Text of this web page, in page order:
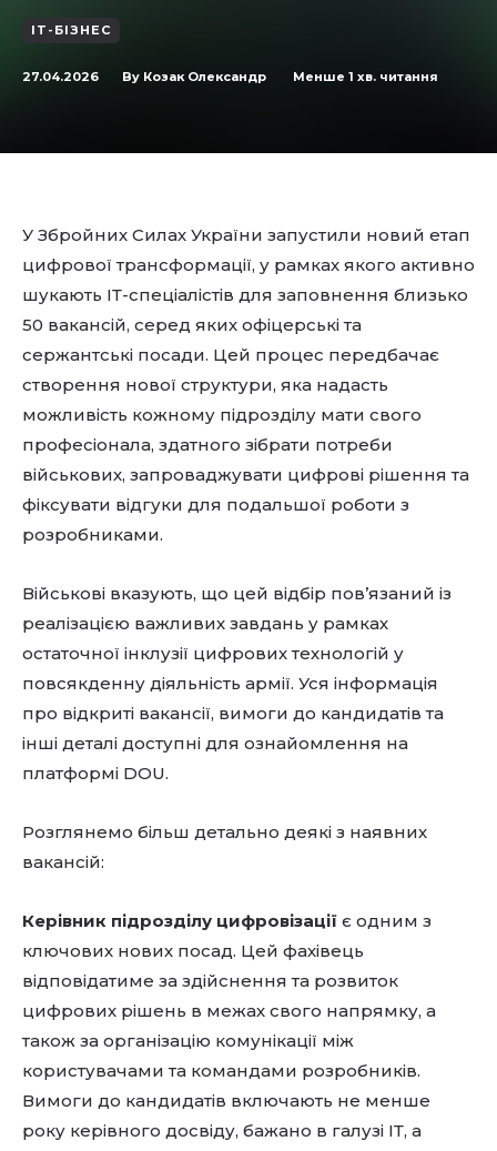
IT-БІЗНЕС
27.04.2026 By Козак Олександр Менше 1 хв. читання
У Збройних Силах України запустили новий етап
цифрової трансформації, у рамках якого активно
шукають ІТ-спеціалістів для заповнення близько
50 вакансій, серед яких офіцерські та
сержантські посади. Цей процес передбачає
створення нової структури, яка надасть
можливість кожному підрозділу мати свого
професіонала, здатного зібрати потреби
військових, запроваджувати цифрові рішення та
фіксувати відгуки для подальшої роботи з
розробниками.
Військові вказують, що цей відбір пов’язаний із
реалізацією важливих завдань у рамках
остаточної інклузії цифрових технологій у
повсякденну діяльність армії. Уся інформація
про відкриті вакансії, вимоги до кандидатів та
інші деталі доступні для ознайомлення на
платформі DOU.
Розглянемо більш детально деякі з наявних
вакансій:
Керівник підрозділу цифровізації є одним з
ключових нових посад. Цей фахівець
відповідатиме за здійснення та розвиток
цифрових рішень в межах свого напрямку, а
також за організацію комунікації між
користувачами та командами розробників.
Вимоги до кандидатів включають не менше
року керівного досвіду, бажано в галузі ІТ, а